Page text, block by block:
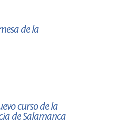
de la
curso de la
de Salamanca